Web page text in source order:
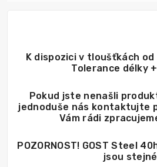
K dispozici v tloušťkách od
Tolerance délky
Pokud jste nenašli
jednoduše nás kontaktujte
Vám rádi
POZORNOST! GOST Steel
jsou